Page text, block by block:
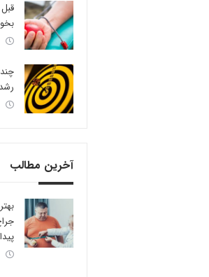
آخرین مطالب